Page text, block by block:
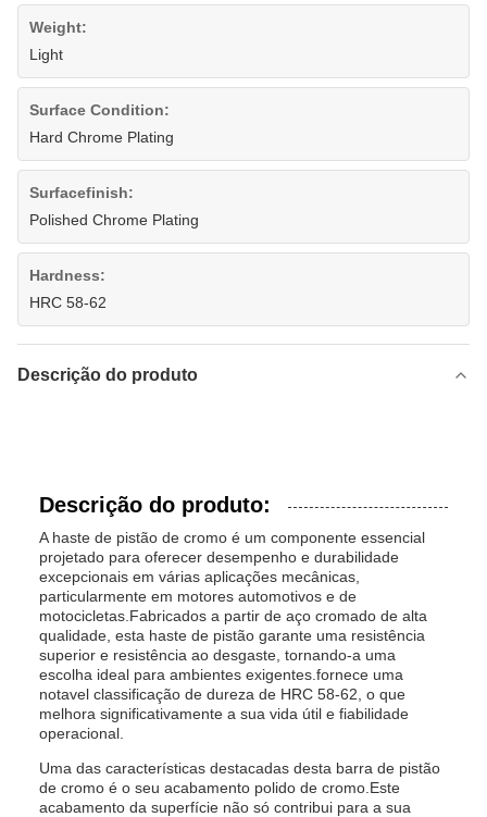
Weight:
Light
Surface Condition:
Hard Chrome Plating
Surfacefinish:
Polished Chrome Plating
Hardness:
HRC 58-62
Descrição do produto
Descrição do produto:
A haste de pistão de cromo é um componente essencial
projetado para oferecer desempenho e durabilidade
excepcionais em várias aplicações mecânicas,
particularmente em motores automotivos e de
motocicletas.Fabricados a partir de aço cromado de alta
qualidade, esta haste de pistão garante uma resistência
superior e resistência ao desgaste, tornando-a uma
escolha ideal para ambientes exigentes.fornece uma
notavel classificação de dureza de HRC 58-62, o que
melhora significativamente a sua vida útil e fiabilidade
operacional.
Uma das características destacadas desta barra de pistão
de cromo é o seu acabamento polido de cromo.Este
acabamento da superfície não só contribui para a sua